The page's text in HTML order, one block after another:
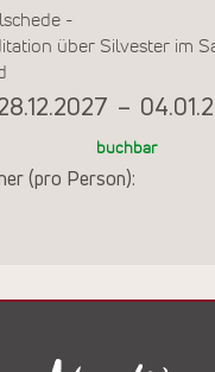
-
über Silvester im
–
buchbar
(pro Person):